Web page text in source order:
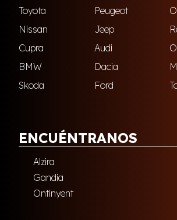
Toyota
Peugeot
Nissan
Jeep
Cupra
Audi
BMW
Dacia
Skoda
Ford
ENCUÉNTRANOS
Alzira
Gandia
Ontinyent